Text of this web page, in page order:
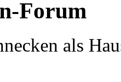
Forum
als